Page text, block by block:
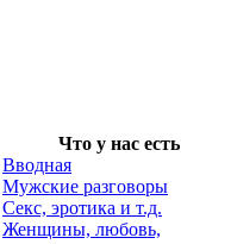
Что у нас есть
Вводная
Мужские разговоры
Секс, эротика и т.д.
Женщины, любовь,